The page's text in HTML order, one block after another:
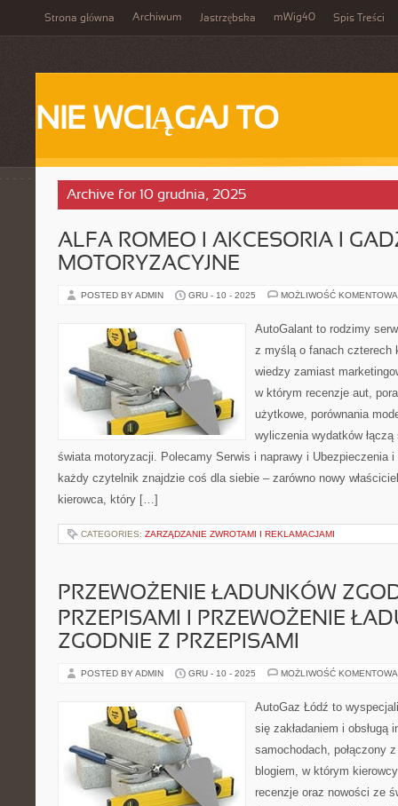
Strona główna Archiwum Jastrzębska mWig40 Spis Treści
NIE WCIĄGAJ TO
Archive for 10 grudnia, 2025
ALFA ROMEO I AKCESORIA I
MOTORYZACYJNE
POSTED BY ADMIN GRU - 10 - 2025 MOŻLIWOŚĆ
AutoGalant to rodzimy
z myślą o fanach czterech
wiedzy zamiast
w którym recenzje aut,
użytkowe, porównania
wyliczenia wydatków
świata motoryzacji. Polecamy Serwis i naprawy i Ubezpieczenia
każdy czytelnik znajdzie coś dla siebie – zarówno nowy
kierowca, który […]
CATEGORIES: ZARZĄDZANIE ZWROTAMI I REKLAMACJAMI
PRZEWOŻENIE ŁADUNKÓW
PRZEPISAMI I PRZEWOŻENIE
ZGODNIE Z PRZEPISAMI
POSTED BY ADMIN GRU - 10 - 2025 MOŻLIWOŚĆ
AutoGaz Łódź to
się zakładaniem i obsługą
samochodach, połączony
blogiem, w którym
recenzje oraz nowości ze